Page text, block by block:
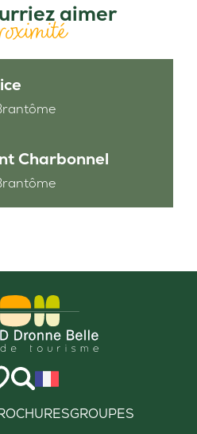
aimer
Charbonnel
GROUPES